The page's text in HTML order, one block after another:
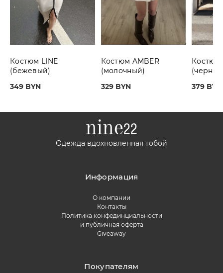
Костюм LINE
(бежевый)
349 BYN
Костюм AMBER
(молочный)
329 BYN
Костюм
379 BYN
Одежда вдохновленная тобой
Информация
О компании
Контакты
Политика конфединциальности
и публичная оферта
Giveaway
Покупателям